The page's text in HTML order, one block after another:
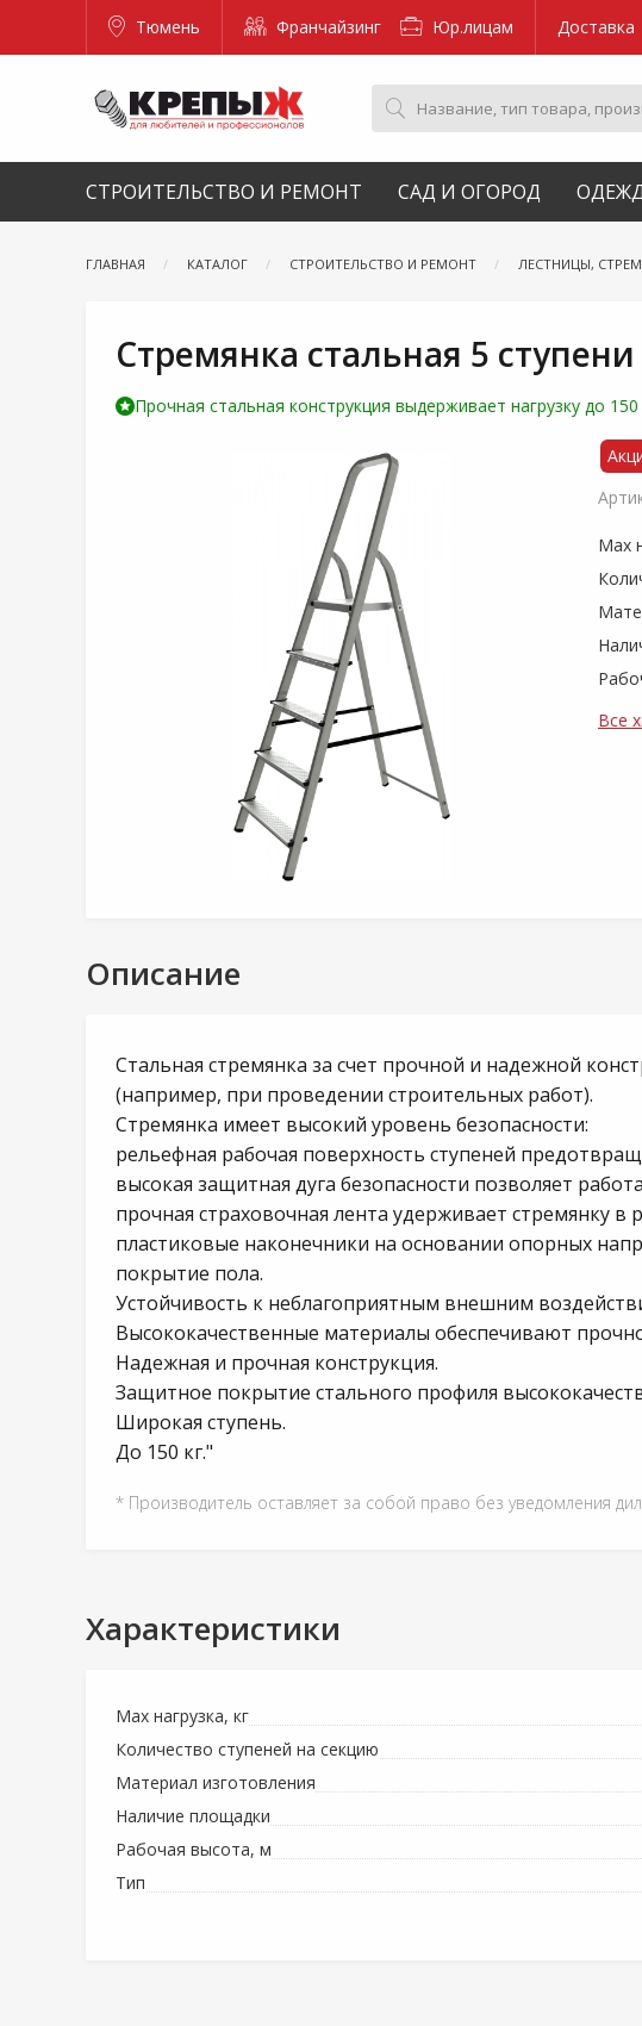
Тюмень Франчайзинг Юр.лицам Доставка
СТРОИТЕЛЬСТВО И РЕМОНТ САД И ОГОРОД
ГЛАВНАЯ КАТАЛОГ СТРОИТЕЛЬСТВО И РЕМОНТ ЛЕСТНИЦЫ,
Стремянка стальная 5
Прочная стальная конструкция выдерживает нагрузку до 150
Max
Все
Описание
Стальная стремянка за счет прочной и надежной
(например, при проведении строительных работ).
Стремянка имеет высокий уровень безопасности:
рельефная рабочая поверхность ступеней
высокая защитная дуга безопасности позволяет
прочная страховочная лента удерживает стремянку в
пластиковые наконечники на основании опорных
покрытие пола.
Устойчивость к неблагоприятным внешним
Высококачественные материалы обеспечивают
Надежная и прочная конструкция.
Защитное покрытие стального профиля
Широкая ступень.
До 150 кг."
* Производитель оставляет за собой право без уведомления
Характеристики
Max нагрузка, кг
Количество ступеней на секцию
Материал изготовления
Наличие площадки
Рабочая высота, м
Тип